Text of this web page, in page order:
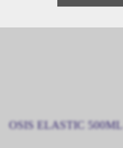
OSIS ELASTIC 500ML